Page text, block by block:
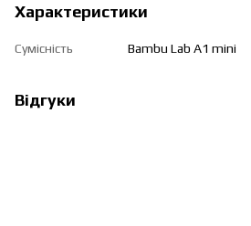
Характеристики
Сумісність Bambu Lab A1 mini
Відгуки